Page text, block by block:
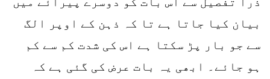
بیان کیا جاتا ہے تا کہ ذہن کے اوپر الگ
سے جو بار پڑ سکتا ہے اس کی شدت کم سے کم
ہو جائے۔ ابھی یہ بات عرض کی گئی ہے کہ